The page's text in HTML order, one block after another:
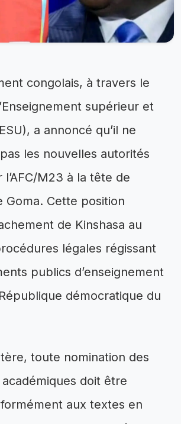
congolais, à travers le
supérieur et
a annoncé qu’il ne
les nouvelles autorités
M23 à la tête de
Goma. Cette position
de Kinshasa au
légales régissant
publics d’enseignement
démocratique du
toute nomination des
doit être
aux textes en